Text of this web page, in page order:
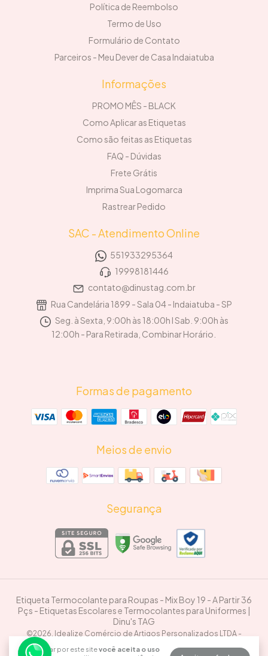
Ao navegar por este sitevocê aceita o uso
Política de Reembolso
Termo de Uso
Formulário de Contato
Parceiros - Meu Dever de Casa Indaiatuba
Informações
PROMO MÊS - BLACK
Como Aplicar as Etiquetas
Como são feitas as Etiquetas
FAQ - Dúvidas
Frete Grátis
Imprima Sua Logomarca
Rastrear Pedido
SAC - Atendimento Online
551933295364
19998181446
contato@dinustag.com.br
Rua Candelária 1899 - Sala 04 - Indaiatuba - SP
Seg. à Sexta, 9:00h às 18:00h I Sab. 9:00h às
12:00h - Para Retirada, Combinar Horário.
Formas de pagamento
Meios de envio
Segurança
Etiqueta Termocolante para Roupas - Mix Boy 19 - A Partir 36
Pçs - Etiquetas Escolares e Termocolantes para Uniformes |
Dinu's TAG
©2026. Idealize Comércio de Artigos Personalizados LTDA -
50769771000116. Todos os direitos reservados.